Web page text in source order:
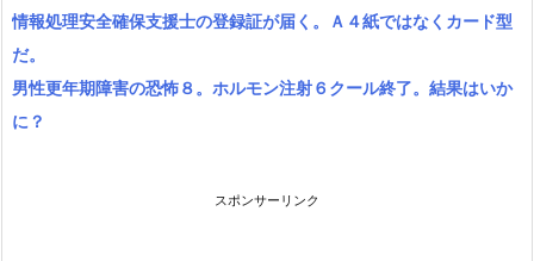
情報処理安全確保支援士の登録証が届く。Ａ４紙ではなくカード型
だ。
男性更年期障害の恐怖８。ホルモン注射６クール終了。結果はいか
に？
スポンサーリンク